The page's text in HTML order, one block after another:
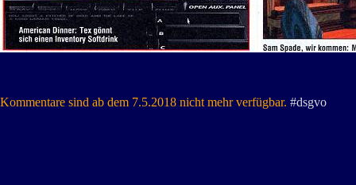
Kommentare sind ab dem 7.5.2018 nicht mehr verfügbar. #dsgvo